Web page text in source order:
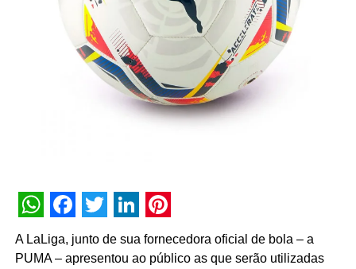
WhatsApp
Facebook
Twitter
LinkedIn
Pinterest
A LaLiga, junto de sua fornecedora oficial de bola – a
PUMA – apresentou ao público as que serão utilizadas